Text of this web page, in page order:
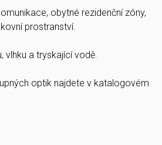
obytné rezidenční zóny,
prostranství.
vlhku a tryskající vodě.
optik najdete v katalogovém